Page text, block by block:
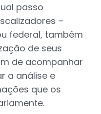
passo
–
federal, também
de seus
de acompanhar
a análise e
que os